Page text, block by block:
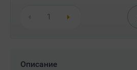
Описание